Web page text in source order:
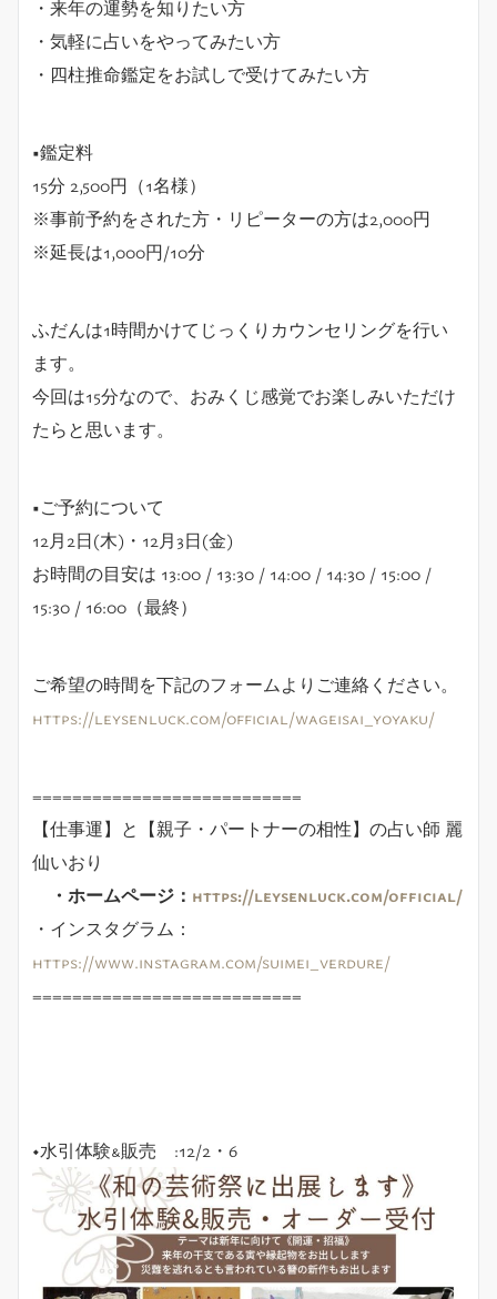
・来年の運勢を知りたい方
・気軽に占いをやってみたい方
・四柱推命鑑定をお試しで受けてみたい方
■鑑定料
15分 2,500円（1名様）
※事前予約をされた方・リピーターの方は2,000円
※延長は1,000円/10分
ふだんは1時間かけてじっくりカウンセリングを行い
ます。
今回は15分なので、おみくじ感覚でお楽しみいただけ
たらと思います。
■ご予約について
12月2日(木)・12月3日(金)
お時間の目安は 13:00 / 13:30 / 14:00 / 14:30 / 15:00 /
15:30 / 16:00（最終）
ご希望の時間を下記のフォームよりご連絡ください。
https://leysenluck.com/official/wageisai_yoyaku/
===========================
【仕事運】と【親子・パートナーの相性】の占い師 麗
仙いおり
・ホームページ： https://leysenluck.com/official/
・インスタグラム：
https://www.instagram.com/suimei_verdure/
===========================
◆水引体験&販売 :12/2・6